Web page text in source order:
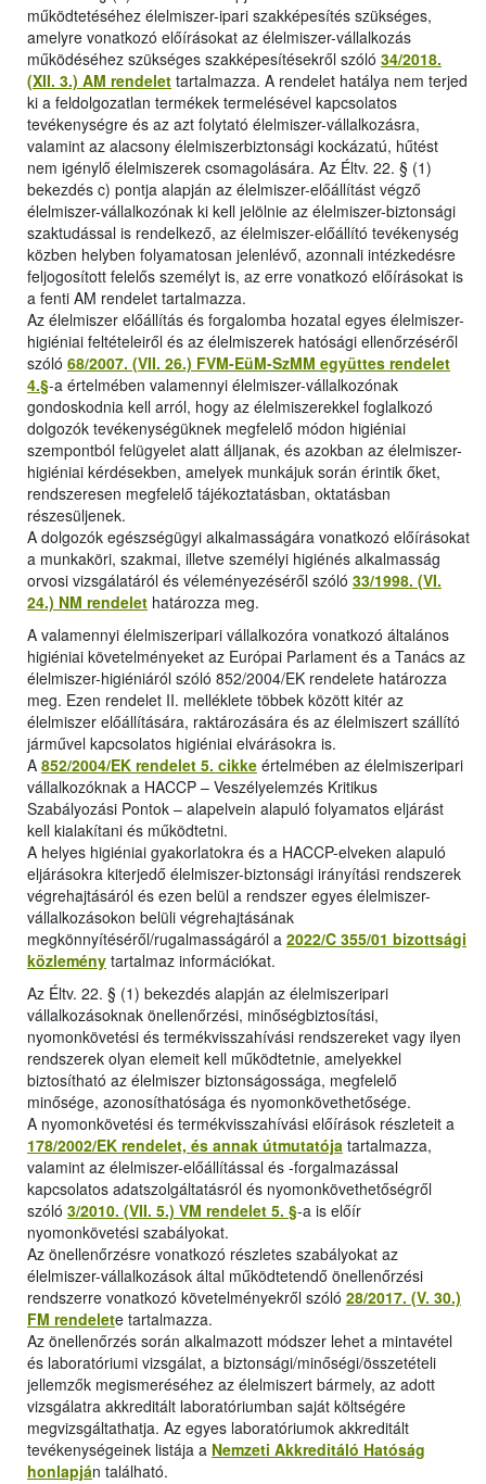
működtetéséhez élelmiszer-ipari szakképesítés szükséges,
amelyre vonatkozó előírásokat az élelmiszer-vállalkozás
működéséhez szükséges szakképesítésekről szóló 34/2018.
(XII. 3.) AM rendelet tartalmazza. A rendelet hatálya nem terjed
ki a feldolgozatlan termékek termelésével kapcsolatos
tevékenységre és az azt folytató élelmiszer-vállalkozásra,
valamint az alacsony élelmiszerbiztonsági kockázatú, hűtést
nem igénylő élelmiszerek csomagolására. Az Éltv. 22. § (1)
bekezdés c) pontja alapján az élelmiszer-előállítást végző
élelmiszer-vállalkozónak ki kell jelölnie az élelmiszer-biztonsági
szaktudással is rendelkező, az élelmiszer-előállító tevékenység
közben helyben folyamatosan jelenlévő, azonnali intézkedésre
feljogosított felelős személyt is, az erre vonatkozó előírásokat is
a fenti AM rendelet tartalmazza.
Az élelmiszer előállítás és forgalomba hozatal egyes élelmiszer-
higiéniai feltételeiről és az élelmiszerek hatósági ellenőrzéséről
szóló 68/2007. (VII. 26.) FVM-EüM-SzMM együttes rendelet
4.§-a értelmében valamennyi élelmiszer-vállalkozónak
gondoskodnia kell arról, hogy az élelmiszerekkel foglalkozó
dolgozók tevékenységüknek megfelelő módon higiéniai
szempontból felügyelet alatt álljanak, és azokban az élelmiszer-
higiéniai kérdésekben, amelyek munkájuk során érintik őket,
rendszeresen megfelelő tájékoztatásban, oktatásban
részesüljenek.
A dolgozók egészségügyi alkalmasságára vonatkozó előírásokat
a munkaköri, szakmai, illetve személyi higiénés alkalmasság
orvosi vizsgálatáról és véleményezéséről szóló 33/1998. (VI.
24.) NM rendelet határozza meg.
A valamennyi élelmiszeripari vállalkozóra vonatkozó általános
higiéniai követelményeket az Európai Parlament és a Tanács az
élelmiszer-higiéniáról szóló 852/2004/EK rendelete határozza
meg. Ezen rendelet II. melléklete többek között kitér az
élelmiszer előállítására, raktározására és az élelmiszert szállító
járművel kapcsolatos higiéniai elvárásokra is.
A 852/2004/EK rendelet 5. cikke értelmében az élelmiszeripari
vállalkozóknak a HACCP – Veszélyelemzés Kritikus
Szabályozási Pontok – alapelvein alapuló folyamatos eljárást
kell kialakítani és működtetni.
A helyes higiéniai gyakorlatokra és a HACCP-elveken alapuló
eljárásokra kiterjedő élelmiszer-biztonsági irányítási rendszerek
végrehajtásáról és ezen belül a rendszer egyes élelmiszer-
vállalkozásokon belüli végrehajtásának
megkönnyítéséről/rugalmasságáról a 2022/C 355/01 bizottsági
közlemény tartalmaz információkat.
Az Éltv. 22. § (1) bekezdés alapján az élelmiszeripari
vállalkozásoknak önellenőrzési, minőségbiztosítási,
nyomonkövetési és termékvisszahívási rendszereket vagy ilyen
rendszerek olyan elemeit kell működtetnie, amelyekkel
biztosítható az élelmiszer biztonságossága, megfelelő
minősége, azonosíthatósága és nyomonkövethetősége.
A nyomonkövetési és termékvisszahívási előírások részleteit a
178/2002/EK rendelet, és annak útmutatója tartalmazza,
valamint az élelmiszer-előállítással és -forgalmazással
kapcsolatos adatszolgáltatásról és nyomonkövethetőségről
szóló 3/2010. (VII. 5.) VM rendelet 5. §-a is előír
nyomonkövetési szabályokat.
Az önellenőrzésre vonatkozó részletes szabályokat az
élelmiszer-vállalkozások által működtetendő önellenőrzési
rendszerre vonatkozó követelményekről szóló 28/2017. (V. 30.)
FM rendelete tartalmazza.
Az önellenőrzés során alkalmazott módszer lehet a mintavétel
és laboratóriumi vizsgálat, a biztonsági/minőségi/összetételi
jellemzők megismeréséhez az élelmiszert bármely, az adott
vizsgálatra akkreditált laboratóriumban saját költségére
megvizsgáltathatja. Az egyes laboratóriumok akkreditált
tevékenységeinek listája a Nemzeti Akkreditáló Hatóság
honlapján található.